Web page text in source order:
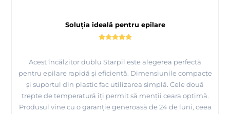
Soluția ideală pentru epilare
Acest încălzitor dublu Starpil este alegerea perfectă
pentru epilare rapidă și eficientă. Dimensiunile compacte
și suportul din plastic fac utilizarea simplă. Cele două
trepte de temperatură îți permit să menții ceara optimă.
Produsul vine cu o garanție generoasă de 24 de luni, ceea